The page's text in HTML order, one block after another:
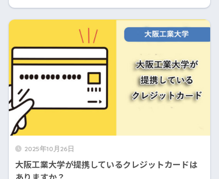
2025年10月26日
大阪工業大学が提携しているクレジットカードは